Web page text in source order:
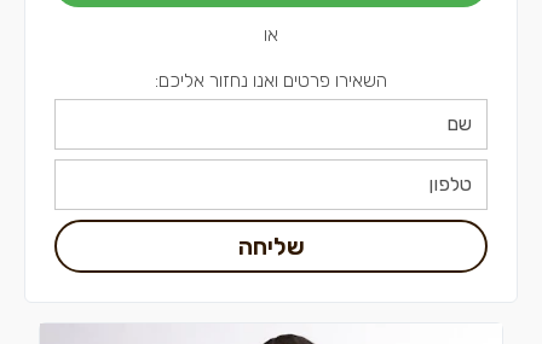
קבלני גבס בתל אביב
או
השאירו פרטים ואנו נחזור אליכם:
שליחה